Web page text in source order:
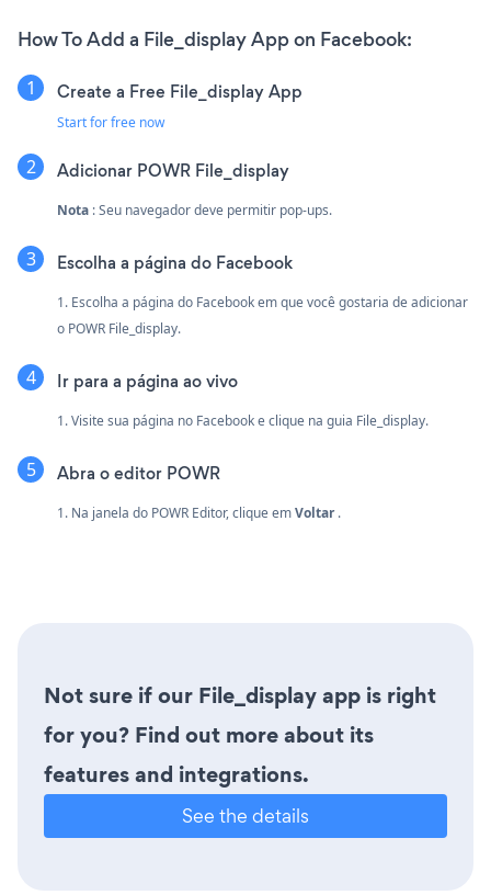
How To Add a File_display App on Facebook:
Create a Free File_display App
Start for free now
Adicionar POWR File_display
Nota : Seu navegador deve permitir pop-ups.
Escolha a página do Facebook
1. Escolha a página do Facebook em que você gostaria de adicionar
o POWR File_display.
Ir para a página ao vivo
1. Visite sua página no Facebook e clique na guia File_display.
Abra o editor POWR
1. Na janela do POWR Editor, clique emVoltar.
Not sure if our File_display app is right
for you? Find out more about its
features and integrations.
See the details